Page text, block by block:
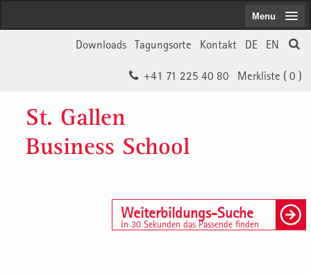
EN
DE
Kontakt
Tagungsorte
Downloads
Merkliste ( 0 )
+41 71 225 40 80
St. Gallen
Business School
Weiterbildungs-Suche
In 30 Sekunden das Passende finden
Menu